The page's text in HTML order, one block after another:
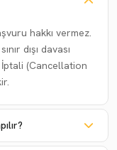
hakkı vermez.
dışı davası
İptali (Cancellation